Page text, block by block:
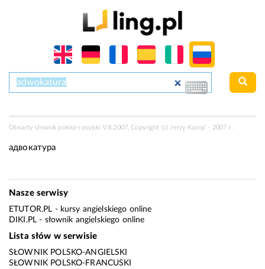
Otwarty słownik polsko-rosyjski V.8.2007, Copyright (c) Jerzy Kazojć - 2007 r.
адвокатура
Nasze serwisy
ETUTOR.PL - kursy angielskiego online
DIKI.PL - słownik angielskiego online
Lista słów w serwisie
SŁOWNIK POLSKO-ANGIELSKI
SŁOWNIK POLSKO-FRANCUSKI